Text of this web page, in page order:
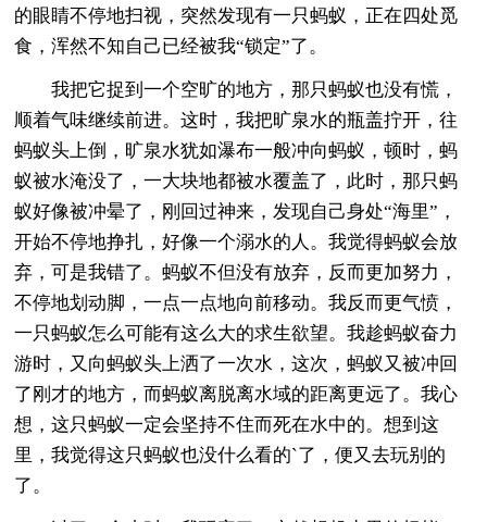
的眼睛不停地扫视，突然发现有一只蚂蚁，正在四处觅
食，浑然不知自己已经被我“锁定”了。
我把它捉到一个空旷的地方，那只蚂蚁也没有慌，
顺着气味继续前进。这时，我把旷泉水的瓶盖拧开，往
蚂蚁头上倒，旷泉水犹如瀑布一般冲向蚂蚁，顿时，蚂
蚁被水淹没了，一大块地都被水覆盖了，此时，那只蚂
蚁好像被冲晕了，刚回过神来，发现自己身处“海里”，
开始不停地挣扎，好像一个溺水的人。我觉得蚂蚁会放
弃，可是我错了。蚂蚁不但没有放弃，反而更加努力，
不停地划动脚，一点一点地向前移动。我反而更气愤，
一只蚂蚁怎么可能有这么大的求生欲望。我趁蚂蚁奋力
游时，又向蚂蚁头上洒了一次水，这次，蚂蚁又被冲回
了刚才的地方，而蚂蚁离脱离水域的距离更远了。我心
想，这只蚂蚁一定会坚持不住而死在水中的。想到这
里，我觉得这只蚂蚁也没什么看的`了，便又去玩别的
了。